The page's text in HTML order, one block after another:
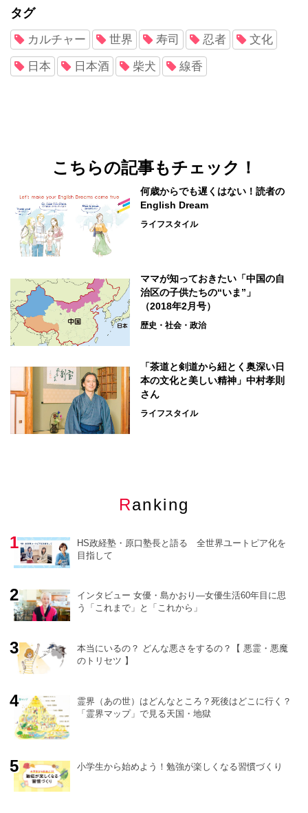
タグ
カルチャー 世界 寿司 忍者 文化
日本 日本酒 柴犬 線香
こちらの記事もチェック！
何歳からでも遅くはない！読者の
English Dream
ライフスタイル
ママが知っておきたい「中国の自
治区の子供たちの“いま”」
（2018年2月号）
歴史・社会・政治
「茶道と剣道から紐とく奥深い日
本の文化と美しい精神」中村孝則
さん
ライフスタイル
Ranking
HS政経塾・原口塾長と語る 全世界ユートピア化を
目指して
インタビュー 女優・島かおり―女優生活60年目に思
う「これまで」と「これから」
本当にいるの？ どんな悪さをするの？【 悪霊・悪魔
のトリセツ 】
霊界（あの世）はどんなところ？死後はどこに行く？
「霊界マップ」で見る天国・地獄
小学生から始めよう！勉強が楽しくなる習慣づくり